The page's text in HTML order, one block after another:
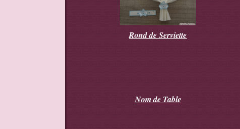
Rond de Serviette
Nom de Table